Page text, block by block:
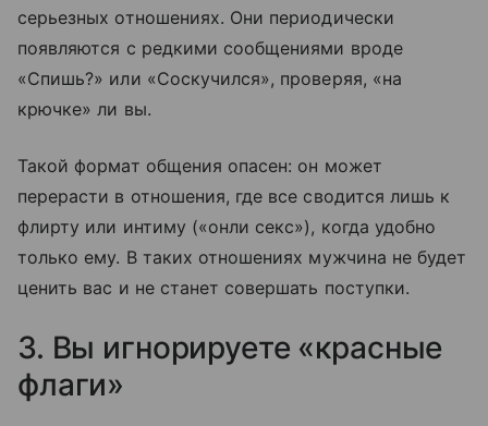
серьезных отношениях. Они периодически
появляются с редкими сообщениями вроде
«Спишь?» или «Соскучился», проверяя, «на
крючке» ли вы.
Такой формат общения опасен: он может
перерасти в отношения, где все сводится лишь к
флирту или интиму («онли секс»), когда удобно
только ему. В таких отношениях мужчина не будет
ценить вас и не станет совершать поступки.
3. Вы игнорируете «красные
флаги»